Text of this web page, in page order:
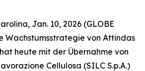
Jan. 10, 2026 (GLOBE
Wachstumsstrategie von Attindas
heute mit der Übernahme von
Cellulosa (SILC S.p.A.)